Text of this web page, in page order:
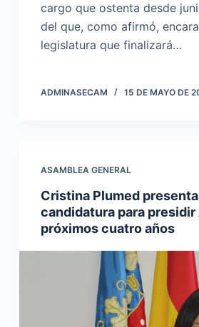
cargo que ostenta desde
del que, como afirmó,
legislatura que finalizará…
ADMINASECAM 15 DE MAYO DE
ASAMBLEA GENERAL
Cristina Plumed
candidatura para presidir
próximos cuatro años